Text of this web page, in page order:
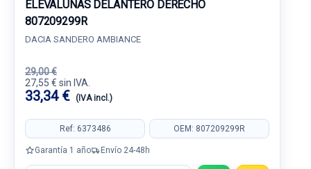
ELEVALUNAS DELANTERO DERECHO
807209299R
DACIA SANDERO AMBIANCE
29,00 €
27,55 € sin IVA.
33,34 € (IVA incl.)
Ref: 6373486 OEM: 807209299R
Garantía 1 año Envío 24-48h